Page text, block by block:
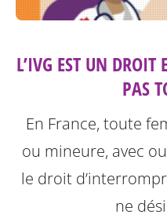
L’IVG EST UN
PAS
En France, toute
ou mineure, avec
le droit
ne